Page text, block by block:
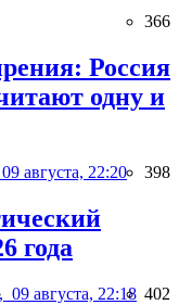
366
Россия
одну и
09 августа, 22:20 398
года
09 августа, 22:18 402